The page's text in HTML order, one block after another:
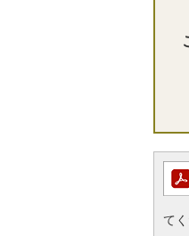
てく